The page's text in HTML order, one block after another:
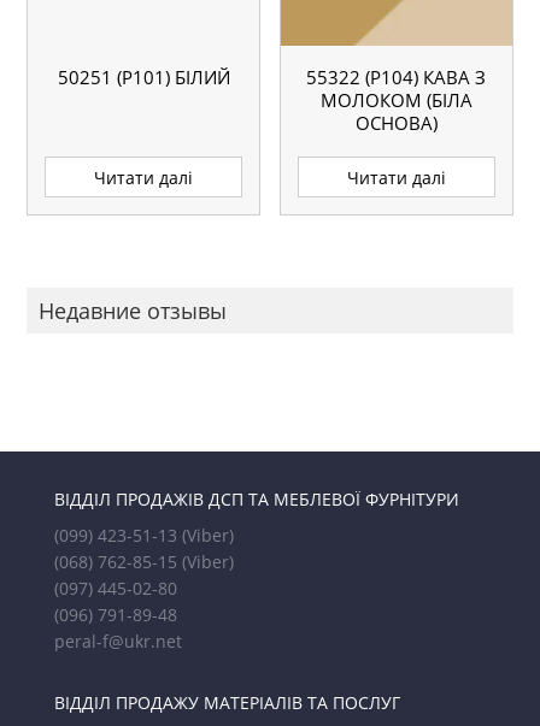
50251 (P101) БІЛИЙ
Читати далі
55322 (P104) КАВА З
МОЛОКОМ (БІЛА
ОСНОВА)
Читати далі
Недавние отзывы
ВІДДІЛ ПРОДАЖІВ ДСП ТА МЕБЛЕВОЇ ФУРНІТУРИ
(099) 423-51-13 (Viber)
(068) 762-85-15 (Viber)
(097) 445-02-80
(096) 791-89-48
peral-f@ukr.net
ВІДДІЛ ПРОДАЖУ МАТЕРІАЛІВ ТА ПОСЛУГ